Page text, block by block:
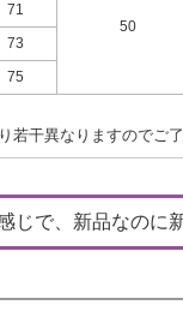
50
71
73
75
若干異なりますのでご
じで、新品なのに